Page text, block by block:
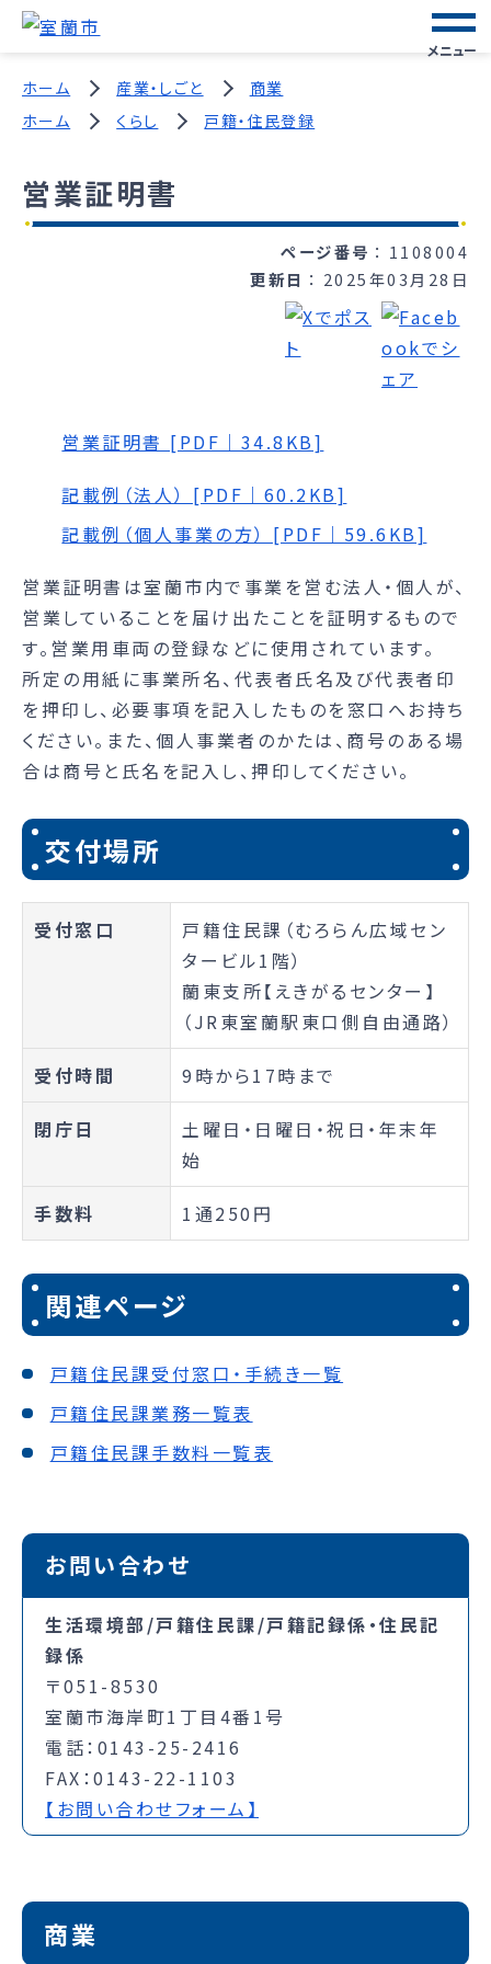
メニュー
ホーム 産業・しごと
商業
ホーム
くらし 戸籍・住民登録
営業証明書
ページ番号
1108004
更新日
2025年03月28日
営業証明書 [PDF｜34.8KB]
記載例（法人） [PDF｜60.2KB]
記載例（個人事業の方） [PDF｜59.6KB]
営業証明書は室蘭市内で事業を営む法人・個人が、
営業していることを届け出たことを証明するもので
す。営業用車両の登録などに使用されています。
所定の用紙に事業所名、代表者氏名及び代表者印
を押印し、必要事項を記入したものを窓口へお持ち
ください。また、個人事業者のかたは、商号のある場
合は商号と氏名を記入し、押印してください。
交付場所
受付窓口
戸籍住民課（むろらん広域セン
タービル1階）
蘭東支所【えきがるセンター】
（JR東室蘭駅東口側自由通路）
受付時間 9時から17時まで
閉庁日
土曜日・日曜日・祝日・年末年
始
手数料 1通250円
関連ページ
戸籍住民課受付窓口・手続き一覧
戸籍住民課業務一覧表
戸籍住民課手数料一覧表
お問い合わせ
生活環境部/戸籍住民課/戸籍記録係・住民記
録係
〒051-8530
室蘭市海岸町1丁目4番1号
電話：0143-25-2416
FAX：0143-22-1103
【お問い合わせフォーム】
商業